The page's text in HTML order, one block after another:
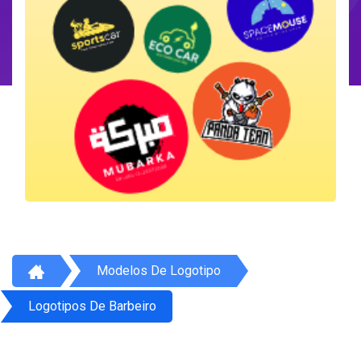
Modelos De Logotipo
Logotipos De Barbeiro